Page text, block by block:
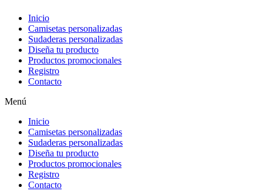
Inicio
Camisetas personalizadas
Sudaderas personalizadas
Diseña tu producto
Productos promocionales
Registro
Contacto
Menú
Inicio
Camisetas personalizadas
Sudaderas personalizadas
Diseña tu producto
Productos promocionales
Registro
Contacto